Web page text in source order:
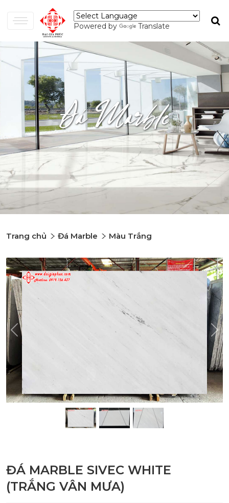
Powered by Translate
Đá Marble
Trang chủ Đá Marble Màu Trắng
Previous
ĐÁ MARBLE SIVEC WHITE
(TRẮNG VÂN MƯA)